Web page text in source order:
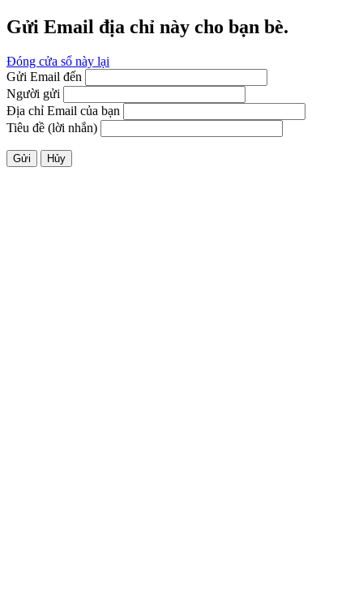
Gửi Email địa chỉ này cho bạn bè.
Đóng cửa sổ này lại
Gửi Email đến
Người gửi
Địa chỉ Email của bạn
Tiêu đề (lời nhắn)
Gửi Hủy